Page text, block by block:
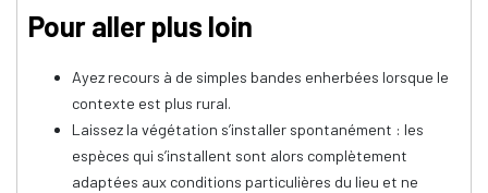
Pour aller plus loin
Ayez recours à de simples bandes enherbées lorsque le
contexte est plus rural.
Laissez la végétation s’installer spontanément : les
espèces qui s’installent sont alors complètement
adaptées aux conditions particulières du lieu et ne